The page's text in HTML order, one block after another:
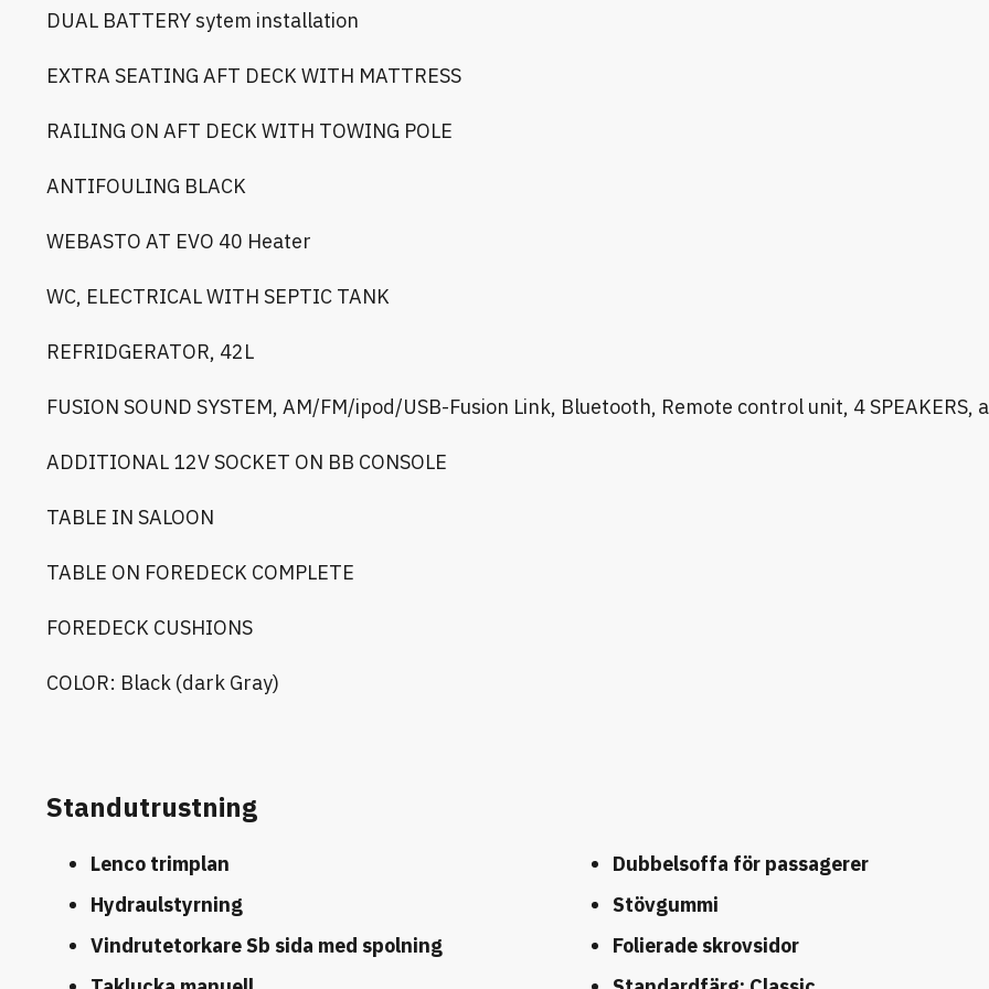
DUAL BATTERY sytem installation
EXTRA SEATING AFT DECK WITH MATTRESS
RAILING ON AFT DECK WITH TOWING POLE
ANTIFOULING BLACK
WEBASTO AT EVO 40 Heater
WC, ELECTRICAL WITH SEPTIC TANK
REFRIDGERATOR, 42L
FUSION SOUND SYSTEM, AM/FM/ipod/USB-Fusion Link, Bluetooth, Remote control unit, 4 SPEAKERS,
ADDITIONAL 12V SOCKET ON BB CONSOLE
TABLE IN SALOON
TABLE ON FOREDECK COMPLETE
FOREDECK CUSHIONS
COLOR: Black (dark Gray)
Standutrustning
Lenco trimplan
Hydraulstyrning
Vindrutetorkare Sb sida med spolning
Dubbelsoffa för passagerer
Stövgummi
Folierade skrovsidor